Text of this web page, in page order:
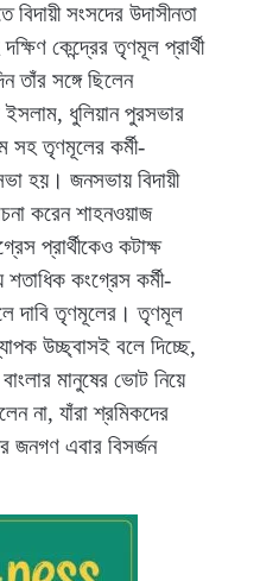
সংসদের উদাসীনতা
কেন্দ্রের তৃণমূল প্রার্থী
তাঁর সঙ্গে ছিলেন
ধুলিয়ান পুরসভার
সহ তৃণমূলের কর্মী-
হয়। জনসভায় বিদায়ী
করেন শাহনওয়াজ
প্রার্থীকেও কটাক্ষ
কংগ্রেস কর্মী-
দাবি তৃণমূলের। তৃণমূল
উচ্ছ্বাসই বলে দিচ্ছে,
মানুষের ভোট নিয়ে
না, যাঁরা শ্রমিকদের
জনগণ এবার বিসর্জন